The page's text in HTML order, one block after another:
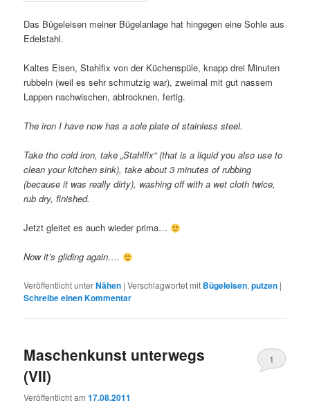
Das Bügeleisen meiner Bügelanlage hat hingegen eine Sohle aus
Edelstahl.
Kaltes Eisen, Stahlfix von der Küchenspüle, knapp drei Minuten
rubbeln (weil es sehr schmutzig war), zweimal mit gut nassem
Lappen nachwischen, abtrocknen, fertig.
The iron I have now has a sole plate of stainless steel.
Take tho cold iron, take „Stahlfix“ (that is a liquid you also use to
clean your kitchen sink), take about 3 minutes of rubbing
(because it was really dirty), washing off with a wet cloth twice,
rub dry, finished.
Jetzt gleitet es auch wieder prima…
Now it’s gliding again….
Veröffentlicht unterNähen |Verschlagwortet mit Bügeleisen,putzen |
Schreibe einen Kommentar
Maschenkunst unterwegs
(VII)
Veröffentlicht am17.08.2011
1